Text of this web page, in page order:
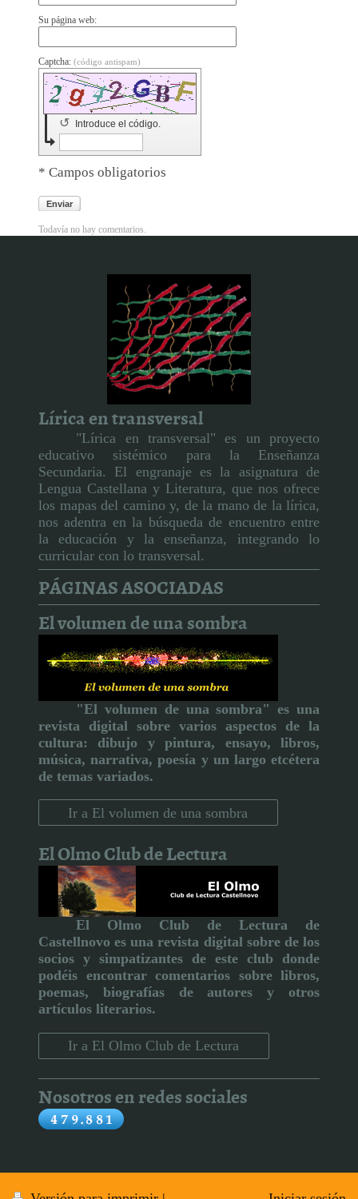
Su página web:
Captcha: (código antispam)
Introduce el código.
↺
* Campos obligatorios
Enviar
Todavía no hay comentarios.
Lírica en transversal
"Lírica en transversal" es un proyecto
educativo sistémico para la Enseñanza
Secundaria. El engranaje es la asignatura de
Lengua Castellana y Literatura, que nos ofrece
los mapas del camino y, de la mano de la lírica,
nos adentra en la búsqueda de encuentro entre
la educación y la enseñanza, integrando lo
curricular con lo transversal.
PÁGINAS ASOCIADAS
El volumen de una sombra
"El volumen de una sombra" es una
revista digital sobre varios aspectos de la
cultura:
dibujo y pintura, ensayo, libros,
música, narrativa, poesía y un largo etcétera
de temas variados.
Ir a El volumen de una sombra
El Olmo Club de Lectura
El Olmo Club de Lectura de
Castellnovo es una revista digital sobre de los
socios y simpatizantes de este club donde
podéis encontrar comentarios sobre libros,
poemas, biografías de autores y otros
artículos literarios.
Ir a El Olmo Club de Lectura
Nosotros en redes sociales